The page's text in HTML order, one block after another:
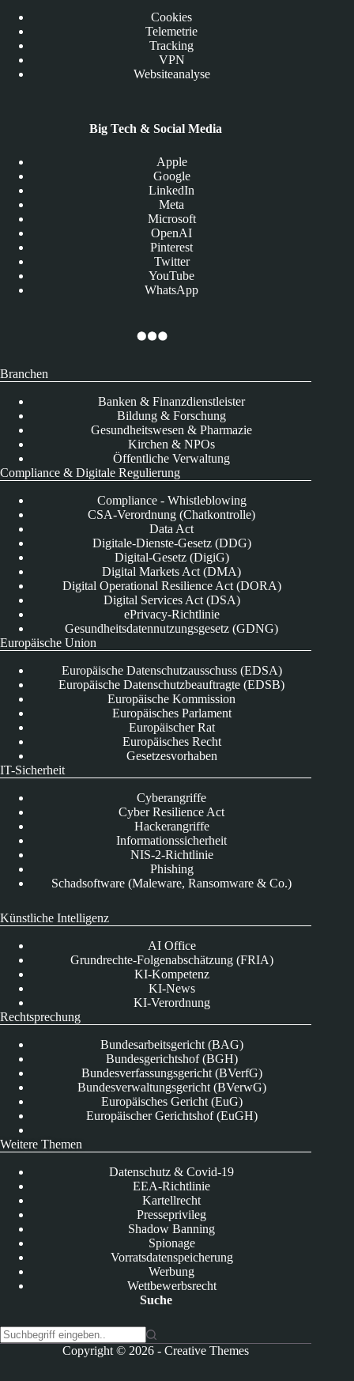
Cookies
Telemetrie
Tracking
VPN
Websiteanalyse
Big Tech & Social Media
Apple
Google
LinkedIn
Meta
Microsoft
OpenAI
Pinterest
Twitter
YouTube
WhatsApp
Branchen
Banken & Finanzdienstleister
Bildung & Forschung
Gesundheitswesen & Pharmazie
Kirchen & NPOs
Öffentliche Verwaltung
Compliance & Digitale Regulierung
Compliance - Whistleblowing
CSA-Verordnung (Chatkontrolle)
Data Act
Digitale-Dienste-Gesetz (DDG)
Digital-Gesetz (DigiG)
Digital Markets Act (DMA)
Digital Operational Resilience Act (DORA)
Digital Services Act (DSA)
ePrivacy-Richtlinie
Gesundheitsdatennutzungsgesetz (GDNG)
Europäische Union
Europäische Datenschutzausschuss (EDSA)
Europäische Datenschutzbeauftragte (EDSB)
Europäische Kommission
Europäisches Parlament
Europäischer Rat
Europäisches Recht
Gesetzesvorhaben
IT-Sicherheit
Cyberangriffe
Cyber Resilience Act
Hackerangriffe
Informationssicherheit
NIS-2-Richtlinie
Phishing
Schadsoftware (Maleware, Ransomware & Co.)
Künstliche Intelligenz
AI Office
Grundrechte-Folgenabschätzung (FRIA)
KI-Kompetenz
KI-News
KI-Verordnung
Rechtsprechung
Bundesarbeitsgericht (BAG)
Bundesgerichtshof (BGH)
Bundesverfassungsgericht (BVerfG)
Bundesverwaltungsgericht (BVerwG)
Europäisches Gericht (EuG)
Europäischer Gerichtshof (EuGH)
Weitere Themen
Datenschutz & Covid-19
EEA-Richtlinie
Kartellrecht
Presseprivileg
Shadow Banning
Spionage
Vorratsdatenspeicherung
Werbung
Wettbewerbsrecht
Suche
Copyright © 2026 -Creative Themes